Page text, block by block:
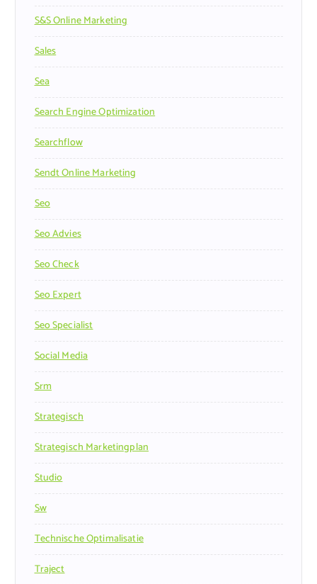
S&s Online Marketing
Sales
Sea
Search Engine Optimization
Searchflow
Sendt Online Marketing
Seo
Seo Advies
Seo Check
Seo Expert
Seo Specialist
Social Media
Srm
Strategisch
Strategisch Marketingplan
Studio
Sw
Technische Optimalisatie
Traject